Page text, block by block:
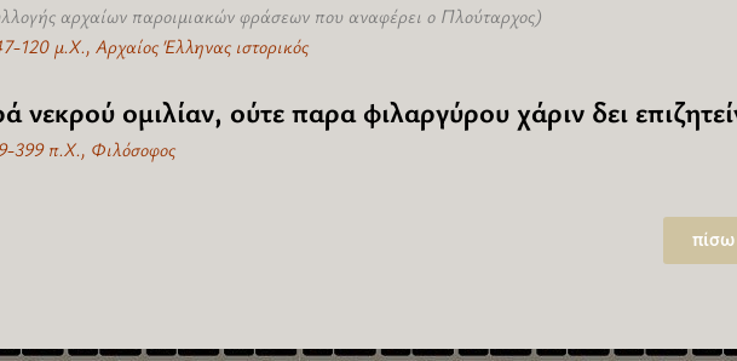
αρχαίων παροιμιακών φράσεων που αναφέρει ο Πλούταρχος)
120 μ.Χ., Αρχαίος Έλληνας ιστορικός
νεκρού ομιλίαν, ούτε παρα φιλαργύρου χάριν δει
399 π.Χ., Φιλόσοφος